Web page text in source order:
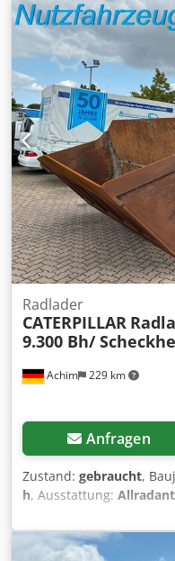
Achim 229 km
Radlader
CATERPILLAR
9.300 Bh/
Anfragen
Zustand: gebraucht,
h, Ausstattung:
2006 * Betriebsstunden:
PS * Gewicht: 19,8 t *
ca. 60% *